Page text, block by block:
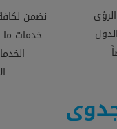
نضمن
خدمات ما